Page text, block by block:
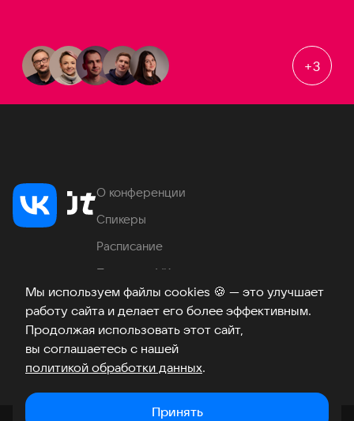
Мы используем файлы cookies 🍪 — это улучшает
работу сайта и делает его более эффективным.
Продолжая использовать этот сайт,
вы соглашаетесь с нашей
политикой обработки данных.
Принять
+3
О конференции
Спикеры
Расписание
Продукты VK
Место проведения
Часто задаваемые вопросы
ТелеграмВКонтакте
Хабр
Возникли вопросы? ©2026